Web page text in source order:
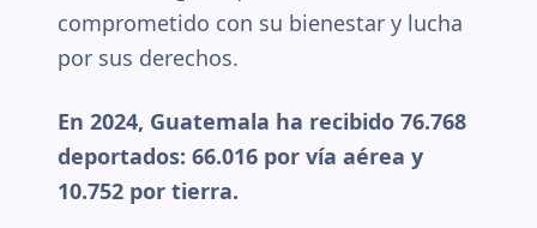
comprometido con su bienestar y lucha
por sus derechos.
En 2024, Guatemala ha recibido 76.768
deportados: 66.016 por vía aérea y
10.752 por tierra.